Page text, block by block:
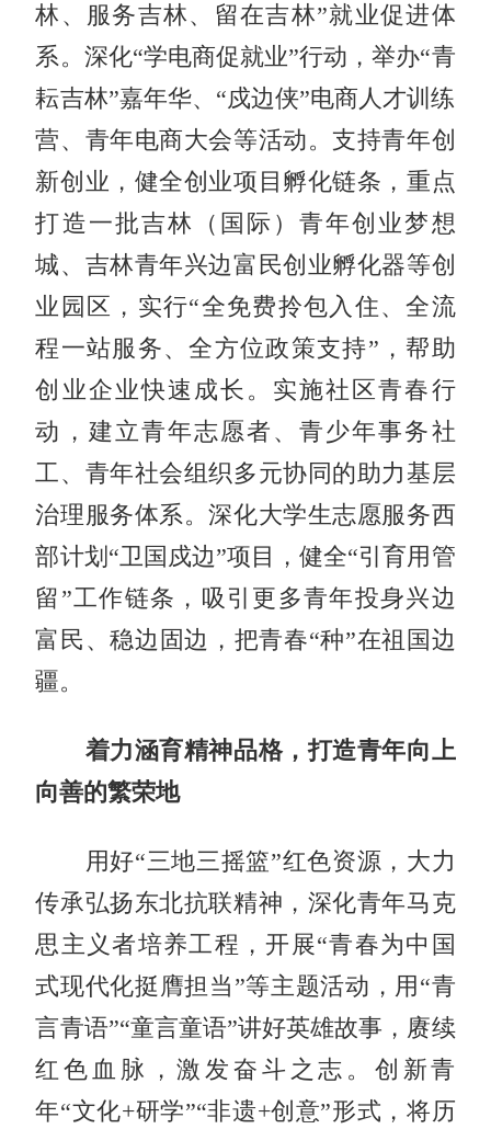
林、服务吉林、留在吉林”就业促进体
系。深化“学电商促就业”行动，举办“青
耘吉林”嘉年华、“戍边侠”电商人才训练
营、青年电商大会等活动。支持青年创
新创业，健全创业项目孵化链条，重点
打造一批吉林（国际）青年创业梦想
城、吉林青年兴边富民创业孵化器等创
业园区，实行“全免费拎包入住、全流
程一站服务、全方位政策支持”，帮助
创业企业快速成长。 实施社区青春行
动，建立青年志愿者、青少年事务社
工、青年社会组织多元协同的助力基层
治理服务体系。深化大学生志愿服务西
部计划 “卫国戍边”项目 ，健全“引育用管
留”工作链条，吸引更多青年投身兴边
富民、稳边固边，把青春“种”在祖国边
疆。
着力涵育精神品格，打造青年向上
向善的繁荣地
用好“三地三摇篮”红色资源，大力
传承弘扬东北抗联精神，深化青年马克
思主义者培养工程，开展“青春为中国
式现代化挺膺担当”等主题活动，用“青
言青语”“童言童语”讲好英雄故事，赓续
红色血脉，激发奋斗之志。创新青
年“文化+研学”“非遗+创意”形式，将历